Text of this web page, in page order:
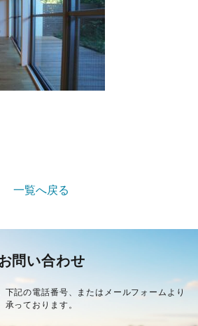
一覧へ戻る
問い合わせ
下記の電話番号、またはメールフォームより
承っております。